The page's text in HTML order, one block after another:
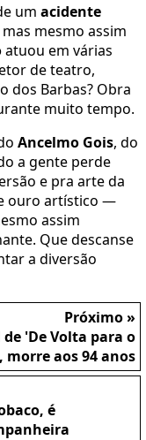
um acidente
mesmo assim
atuou em várias
de teatro,
dos Barbas? Obra
muito tempo.
Ancelmo Gois, do
a gente perde
e pra arte da
ouro artístico —
assim
Que descanse
a diversão
Próximo »
'De Volta para o
morre aos 94 anos
é